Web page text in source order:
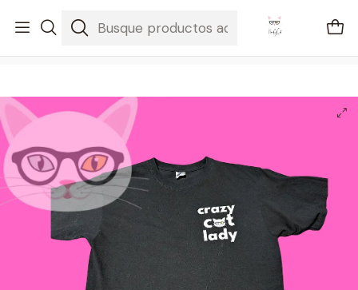
🚐 Envíos Nacionales gratis en compras mayores a $2100